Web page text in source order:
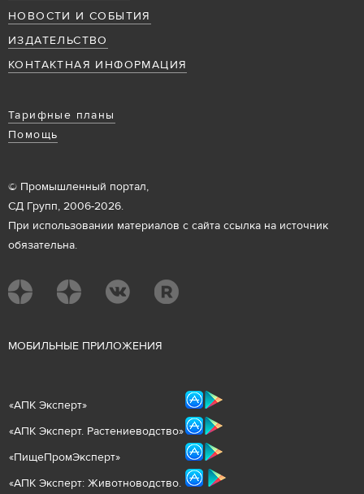
НОВОСТИ И СОБЫТИЯ
ИЗДАТЕЛЬСТВО
КОНТАКТНАЯ ИНФОРМАЦИЯ
Тарифные планы
Помощь
© Промышленный портал,
СД Групп, 2006-2026.
При использовании материалов с сайта ссылка на источник
обязательна.
МОБИЛЬНЫЕ ПРИЛОЖЕНИЯ
«АПК Эксперт»
«АПК Эксперт. Растениеводство»
«ПищеПромЭксперт»
«АПК Эксперт: Животноводство.